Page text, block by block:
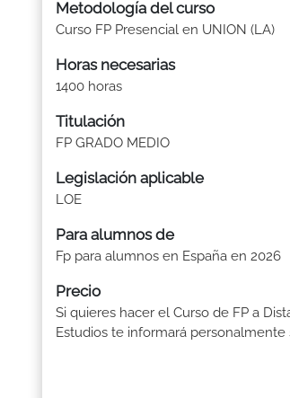
Metodología del curso
Curso FP Presencial en UNION (LA)
Horas necesarias
1400 horas
Titulación
FP GRADO MEDIO
Legislación aplicable
LOE
Para alumnos de
Fp para alumnos en España en 2026
Precio
Si quieres hacer el Curso de FP a
Estudios te informará